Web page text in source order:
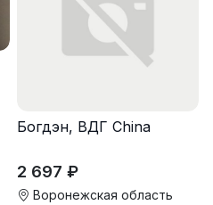
Богдэн, ВДГ China
2 697 ₽
Воронежская область